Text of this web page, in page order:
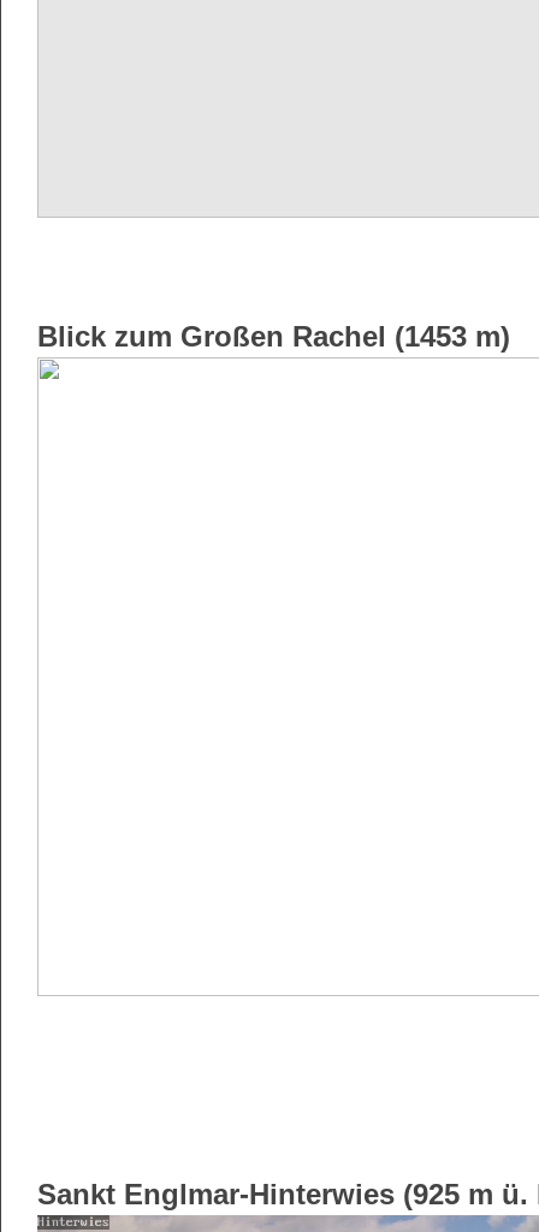
Blick zum Großen Rachel (1453 m)
Sankt Englmar-Hinterwies (925 m ü.